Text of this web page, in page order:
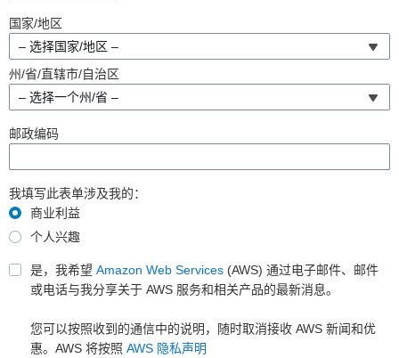
国家/地区
– 选择国家/地区 –
州/省/直辖市/自治区
– 选择一个州/省 –
邮政编码
我填写此表单涉及我的：
商业利益
个人兴趣
是，我希望 Amazon Web Services (AWS) 通过电子邮件、邮件
或电话与我分享关于 AWS 服务和相关产品的最新消息。
您可以按照收到的通信中的说明，随时取消接收 AWS 新闻和优
惠。AWS 将按照 AWS 隐私声明